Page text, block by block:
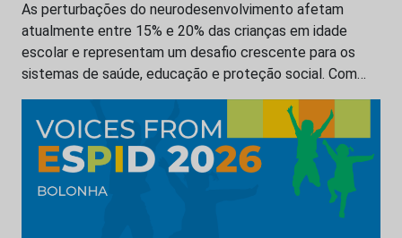
As perturbações do neurodesenvolvimento afetam
atualmente entre 15% e 20% das crianças em idade
escolar e representam um desafio crescente para os
sistemas de saúde, educação e proteção social. Com…